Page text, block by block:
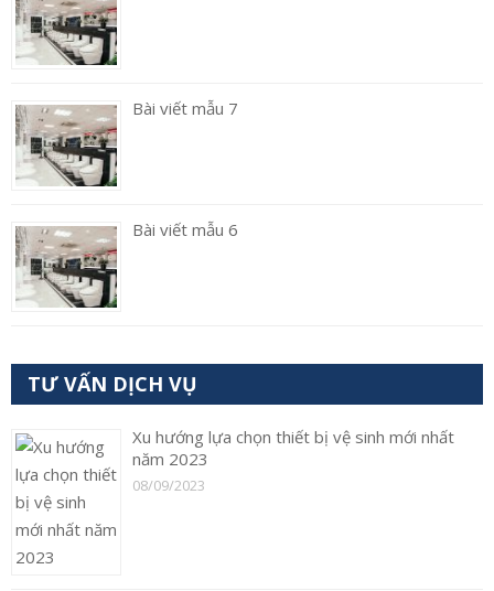
Bài viết mẫu 7
Bài viết mẫu 6
TƯ VẤN DỊCH VỤ
Xu hướng lựa chọn thiết bị vệ sinh mới nhất
năm 2023
08/09/2023